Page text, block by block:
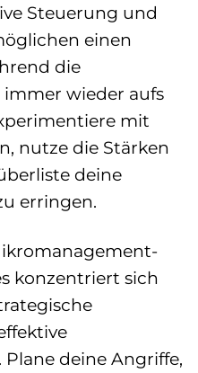
Steuerung und
einen
die
wieder aufs
mit
nutze die Stärken
deine
erringen.
konzentriert sich
deine Angriffe,